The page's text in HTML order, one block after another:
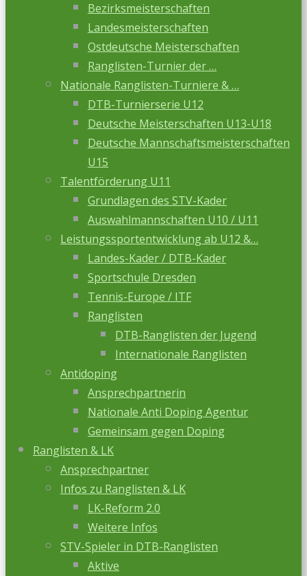
Bezirksmeisterschaften
Landesmeisterschaften
Ostdeutsche Meisterschaften
Ranglisten-Turnier der …
Nationale Ranglisten-Turniere & …
DTB-Turnierserie U12
Deutsche Meisterschaften U13-U18
Deutsche Mannschaftsmeisterschaften
U15
Talentförderung U11
Grundlagen des STV-Kader
Auswahlmannschaften U10 / U11
Leistungssportentwicklung ab U12 &…
Landes-Kader / DTB-Kader
Sportschule Dresden
Tennis-Europe / ITF
Ranglisten
DTB-Ranglisten der Jugend
Internationale Ranglisten
Antidoping
Ansprechpartnerin
Nationale Anti Doping Agentur
Gemeinsam gegen Doping
Ranglisten & LK
Ansprechpartner
Infos zu Ranglisten & LK
LK-Reform 2.0
Weitere Infos
STV-Spieler in DTB-Ranglisten
Aktive